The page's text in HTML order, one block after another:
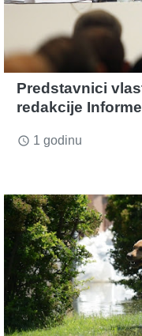
Predstavnici
redakcije
access_time 1 godinu